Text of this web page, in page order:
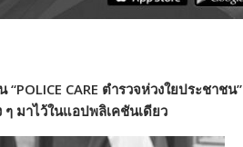
“POLICE CARE ตำรวจห่วงใยประชาชน”
มาไว้ในแอปพลิเคชันเดียว